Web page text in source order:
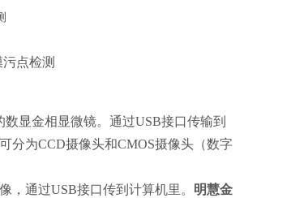
点检测
显金相显微镜。通过USB接口传输到
分为CCD摄像头和CMOS摄像头（数字
，通过USB接口传到计算机里。 明慧金